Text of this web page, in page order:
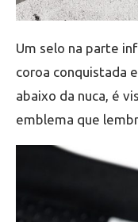
Um selo na parte
coroa conquistada
abaixo da nuca, é
emblema que